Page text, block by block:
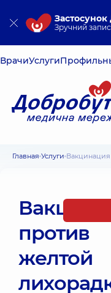
Зручний
ВрачиУслуги
Главная Услуги Вакцинация
против
желтой